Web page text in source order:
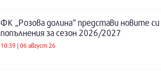
ФК „Розова долина“ представи новите си
попълнения за сезон 2026/2027
10:39 | 06 август 26